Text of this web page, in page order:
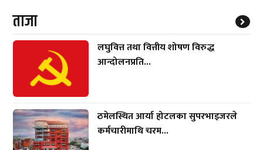
ताजा
लघुवित्त तथा वित्तीय शोषण विरुद्ध
आन्दोलनप्रति...
ठमेलस्थित आर्या होटलका सुपरभाइजरले
कर्मचारीमाथि चरम...